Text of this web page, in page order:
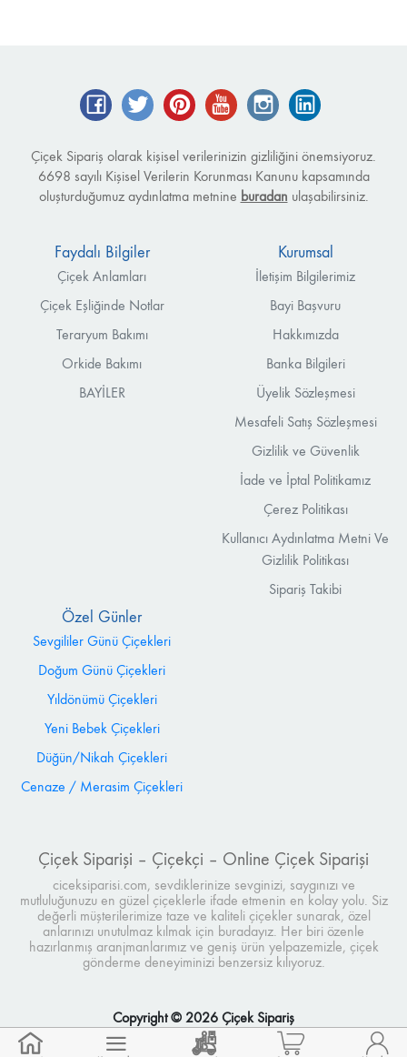
FacebookTwitter Pinterest YouTube Instagram
Çiçek Sipariş olarak kişisel verilerinizin gizliliğini önemsiyoruz.
6698 sayılı Kişisel Verilerin Korunması Kanunu kapsamında
oluşturduğumuz aydınlatma metnine buradan ulaşabilirsiniz.
Faydalı Bilgiler
Çiçek Anlamları
Çiçek Eşliğinde Notlar
Teraryum Bakımı
Orkide Bakımı
BAYİLER
Kurumsal
İletişim Bilgilerimiz
Bayi Başvuru
Hakkımızda
Banka Bilgileri
Üyelik Sözleşmesi
Mesafeli Satış Sözleşmesi
Gizlilik ve Güvenlik
İade ve İptal Politikamız
Çerez Politikası
Kullanıcı Aydınlatma Metni Ve
Gizlilik Politikası
Sipariş Takibi
Özel Günler
Sevgililer Günü Çiçekleri
Doğum Günü Çiçekleri
Yıldönümü Çiçekleri
Yeni Bebek Çiçekleri
Düğün/Nikah Çiçekleri
Cenaze / Merasim Çiçekleri
Çiçek Siparişi – Çiçekçi – Online Çiçek Siparişi
ciceksiparisi.com, sevdiklerinize sevginizi, saygınızı ve
mutluluğunuzu en güzel çiçeklerle ifade etmenin en kolay yolu. Siz
değerli müşterilerimize taze ve kaliteli çiçekler sunarak, özel
anlarınızı unutulmaz kılmak için buradayız. Her biri özenle
hazırlanmış aranjmanlarımız ve geniş ürün yelpazemizle, çiçek
gönderme deneyiminizi benzersiz kılıyoruz.
Copyright © 2026 Çiçek Sipariş